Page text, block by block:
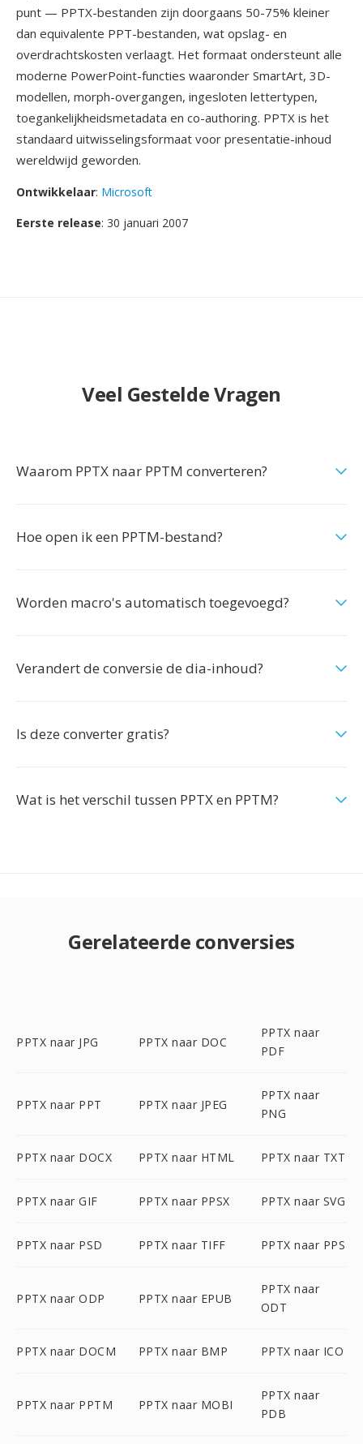
punt — PPTX-bestanden zijn doorgaans 50-75% kleiner
dan equivalente PPT-bestanden, wat opslag- en
overdrachtskosten verlaagt. Het formaat ondersteunt alle
moderne PowerPoint-functies waaronder SmartArt, 3D-
modellen, morph-overgangen, ingesloten lettertypen,
toegankelijkheidsmetadata en co-authoring. PPTX is het
standaard uitwisselingsformaat voor presentatie-inhoud
wereldwijd geworden.
Ontwikkelaar: Microsoft
Eerste release: 30 januari 2007
Veel Gestelde Vragen
Waarom PPTX naar PPTM converteren?
Hoe open ik een PPTM-bestand?
Worden macro's automatisch toegevoegd?
Verandert de conversie de dia-inhoud?
Is deze converter gratis?
Wat is het verschil tussen PPTX en PPTM?
Gerelateerde conversies
PPTX naar JPG PPTX naar DOC
PPTX naar
PDF
PPTX naar PPT PPTX naar JPEG
PPTX naar
PNG
PPTX naar DOCX PPTX naar HTML PPTX naar TXT
PPTX naar GIF PPTX naar PPSX PPTX naar SVG
PPTX naar PSD PPTX naar TIFF PPTX naar PPS
PPTX naar ODP PPTX naar EPUB
PPTX naar
ODT
PPTX naar DOCM PPTX naar BMP PPTX naar ICO
PPTX naar PPTM PPTX naar MOBI
PPTX naar
PDB